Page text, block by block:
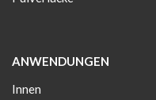
ANWENDUNGEN
Innen